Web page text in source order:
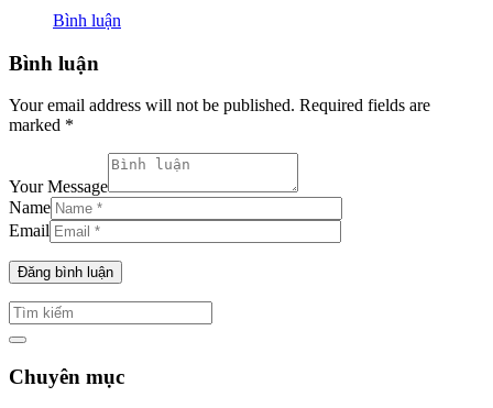
Bình luận
Bình luận
Your email address will not be published. Required fields are
marked *
Your Message
Name
Email
Chuyên mục